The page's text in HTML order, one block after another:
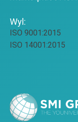
Wyl:
ISO 9001:2015
ISO 14001:2015